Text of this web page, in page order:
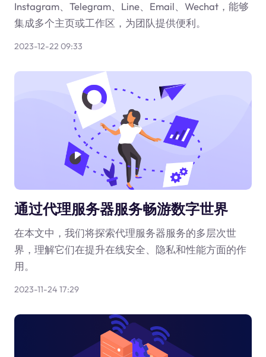
Instagram、Telegram、Line、Email、Wechat，能够
集成多个主页或工作区，为团队提供便利。
2023-12-22 09:33
通过代理服务器服务畅游数字世界
在本文中，我们将探索代理服务器服务的多层次世
界，理解它们在提升在线安全、隐私和性能方面的作
用。
2023-11-24 17:29